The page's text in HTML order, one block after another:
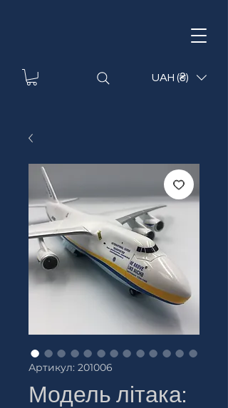
UAH (₴)
Артикул: 201006
Модель літака: